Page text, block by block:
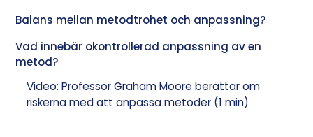
Balans mellan metodtrohet och anpassning?
Vad innebär okontrollerad anpassning av en
metod?
Video: Professor Graham Moore berättar om
riskerna med att anpassa metoder (1 min)